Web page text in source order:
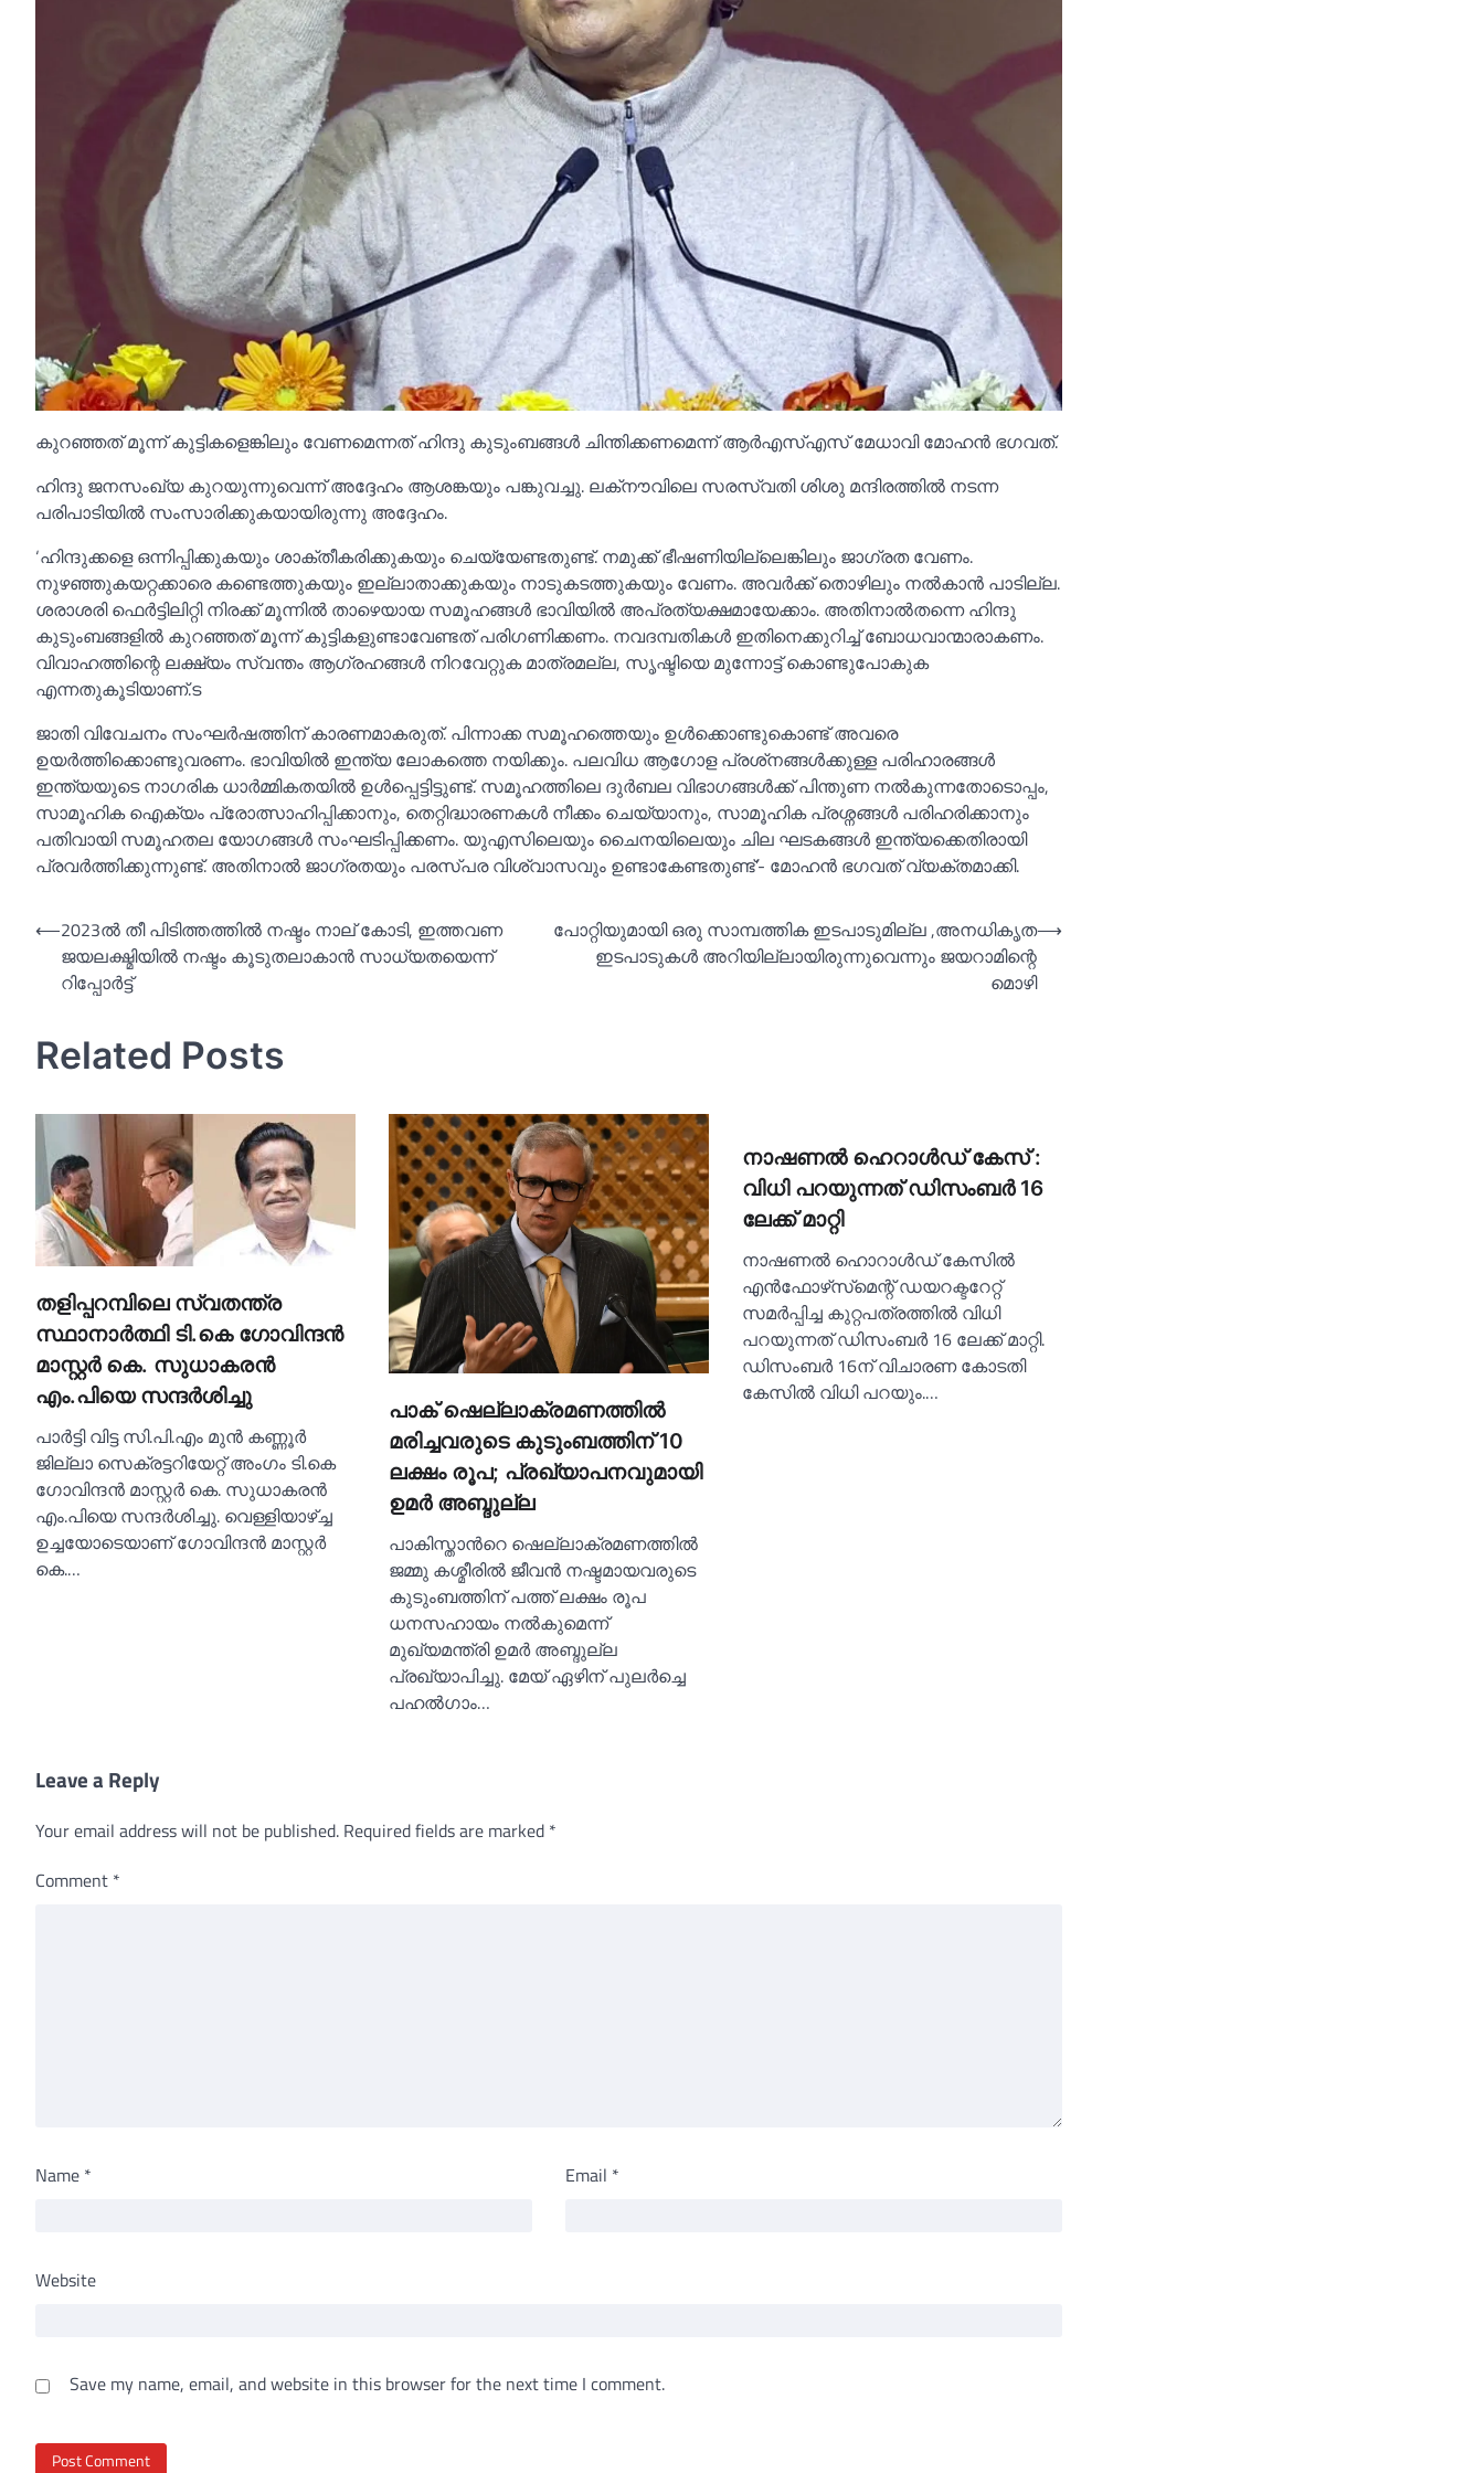
കുറഞ്ഞത് മൂന്ന് കുട്ടികളെങ്കിലും വേണമെന്നത് ഹിന്ദു കുടുംബങ്ങള്‍ ചിന്തിക്കണമെന്ന് ആർഎസ്‌എസ് മേധാവി മോഹൻ ഭഗവത്.
ഹിന്ദു ജനസംഖ്യ കുറയുന്നുവെന്ന് അദ്ദേഹം ആശങ്കയും പങ്കുവച്ചു. ലക്‌നൗവിലെ സരസ്വതി ശിശു മന്ദിരത്തില്‍ നടന്ന
പരിപാടിയില്‍ സംസാരിക്കുകയായിരുന്നു അദ്ദേഹം.
‘ഹിന്ദുക്കളെ ഒന്നിപ്പിക്കുകയും ശാക്തീകരിക്കുകയും ചെയ്യേണ്ടതുണ്ട്. നമുക്ക് ഭീഷണിയില്ലെങ്കിലും ജാഗ്രത വേണം.
നുഴഞ്ഞുകയറ്റക്കാരെ കണ്ടെത്തുകയും ഇല്ലാതാക്കുകയും നാടുകടത്തുകയും വേണം. അവർക്ക് തൊഴിലും നല്‍കാൻ പാടില്ല.
ശരാശരി ഫെർട്ടിലിറ്റി നിരക്ക് മൂന്നില്‍ താഴെയായ സമൂഹങ്ങള്‍ ഭാവിയില്‍ അപ്രത്യക്ഷമായേക്കാം. അതിനാല്‍തന്നെ ഹിന്ദു
കുടുംബങ്ങളില്‍ കുറഞ്ഞത് മൂന്ന് കുട്ടികളുണ്ടാവേണ്ടത് പരിഗണിക്കണം. നവദമ്പതികള്‍ ഇതിനെക്കുറിച്ച്‌ ബോധവാന്മാരാകണം.
വിവാഹത്തിന്റെ ലക്ഷ്യം സ്വന്തം ആഗ്രഹങ്ങള്‍ നിറവേറ്റുക മാത്രമല്ല, സൃഷ്ടിയെ മുന്നോട്ട് കൊണ്ടുപോകുക
എന്നതുകൂടിയാണ്.ട
ജാതി വിവേചനം സംഘർഷത്തിന് കാരണമാകരുത്. പിന്നാക്ക സമൂഹത്തെയും ഉള്‍ക്കൊണ്ടുകൊണ്ട് അവരെ
ഉയർത്തിക്കൊണ്ടുവരണം. ഭാവിയില്‍ ഇന്ത്യ ലോകത്തെ നയിക്കും. പലവിധ ആഗോള പ്രശ്‌നങ്ങള്‍ക്കുള്ള പരിഹാരങ്ങള്‍
ഇന്ത്യയുടെ നാഗരിക ധാർമ്മികതയില്‍ ഉള്‍പ്പെട്ടിട്ടുണ്ട്. സമൂഹത്തിലെ ദുർബല വിഭാഗങ്ങള്‍ക്ക് പിന്തുണ നല്‍കുന്നതോടൊപ്പം,
സാമൂഹിക ഐക്യം പ്രോത്സാഹിപ്പിക്കാനും, തെറ്റിദ്ധാരണകള്‍ നീക്കം ചെയ്യാനും, സാമൂഹിക പ്രശ്നങ്ങള്‍ പരിഹരിക്കാനും
പതിവായി സമൂഹതല യോഗങ്ങള്‍ സംഘടിപ്പിക്കണം. യുഎസിലെയും ചൈനയിലെയും ചില ഘടകങ്ങള്‍ ഇന്ത്യക്കെതിരായി
പ്രവർത്തിക്കുന്നുണ്ട്. അതിനാല്‍ ജാഗ്രതയും പരസ്‌പര വിശ്വാസവും ഉണ്ടാകേണ്ടതുണ്ട്’- മോഹൻ ഭഗവത് വ്യക്തമാക്കി.
Post
navigation
⟵2023ല്‍ തീ പിടിത്തത്തില്‍ നഷ്ടം നാല് കോടി, ഇത്തവണ
ജയലക്ഷ്മിയില്‍ നഷ്ടം കൂടുതലാകാന്‍ സാധ്യതയെന്ന്
റിപ്പോര്‍ട്ട്
പോറ്റിയുമായി ഒരു സാമ്പത്തിക ഇടപാടുമില്ല ,അനധികൃത
ഇടപാടുകള്‍ അറിയില്ലായിരുന്നുവെന്നും ജയറാമിന്റെ
മൊഴി
⟶
Related Posts
തളിപ്പറമ്പിലെ സ്വതന്ത്ര
സ്ഥാനാര്‍ത്ഥി ടി.കെ ഗോവിന്ദൻ
മാസ്റ്റര്‍ കെ. സുധാകരൻ
എം.പിയെ സന്ദര്‍ശിച്ചു
പാർട്ടി വിട്ട സി.പി.എം മുൻ കണ്ണൂർ
ജില്ലാ സെക്രട്ടറിയേറ്റ് അംഗം ടി.കെ
ഗോവിന്ദൻ മാസ്റ്റർ കെ. സുധാകരൻ
എം.പിയെ സന്ദർശിച്ചു. വെള്ളിയാഴ്ച്ച
ഉച്ചയോടെയാണ് ഗോവിന്ദൻ മാസ്റ്റർ
കെ.…
പാക് ഷെല്ലാക്രമണത്തില്‍
മരിച്ചവരുടെ കുടുംബത്തിന് 10
ലക്ഷം രൂപ; പ്രഖ്യാപനവുമായി
ഉമര്‍ അബ്ദുല്ല
പാകിസ്താന്‍റെ ഷെല്ലാക്രമണത്തില്‍
ജമ്മു കശ്മീരില്‍ ജീവൻ നഷ്ടമായവരുടെ
കുടുംബത്തിന് പത്ത് ലക്ഷം രൂപ
ധനസഹായം നല്‍കുമെന്ന്
മുഖ്യമന്ത്രി ഉമർ അബ്ദുല്ല
പ്രഖ്യാപിച്ചു. മേയ് ഏഴിന് പുലർച്ചെ
പഹല്‍ഗാം…
നാഷണല്‍ ഹെറാള്‍ഡ് കേസ് :
വിധി പറയുന്നത് ഡിസംബര്‍ 16
ലേക്ക് മാറ്റി
നാഷണല്‍ ഹൊറാള്‍ഡ് കേസില്‍
എൻഫോഴ്‌സ്‌മെന്റ് ഡയറക്ടറേറ്റ്
സമർപ്പിച്ച കുറ്റപത്രത്തില്‍ വിധി
പറയുന്നത് ഡിസംബർ 16 ലേക്ക് മാറ്റി.
ഡിസംബർ 16ന് വിചാരണ കോടതി
കേസില്‍ വിധി പറയും.…
Leave a Reply
Your email address will not be published. Required fields are marked *
Comment *
Name * Email *
Website
Save my name, email, and website in this browser for the next time I comment.